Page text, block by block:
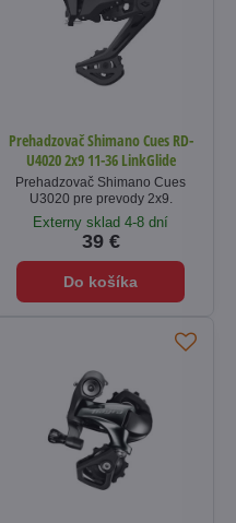
Prehadzovač Shimano Cues RD-
U4020 2x9 11-36 LinkGlide
Prehadzovač Shimano Cues
U3020 pre prevody 2x9.
Externy sklad 4-8 dní
39 €
Do košíka